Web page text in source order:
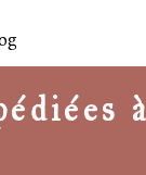
à